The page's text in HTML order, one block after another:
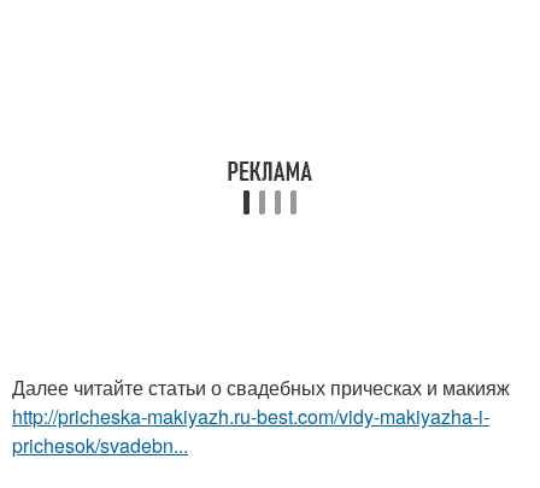
Далее читайте статьи о свадебных прическах и макияж
http://pricheska-makiyazh.ru-best.com/vidy-makiyazha-i-
prichesok/svadebn...